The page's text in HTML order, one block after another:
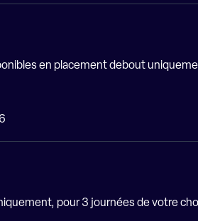
en placement debout
pour 3 journées de votre